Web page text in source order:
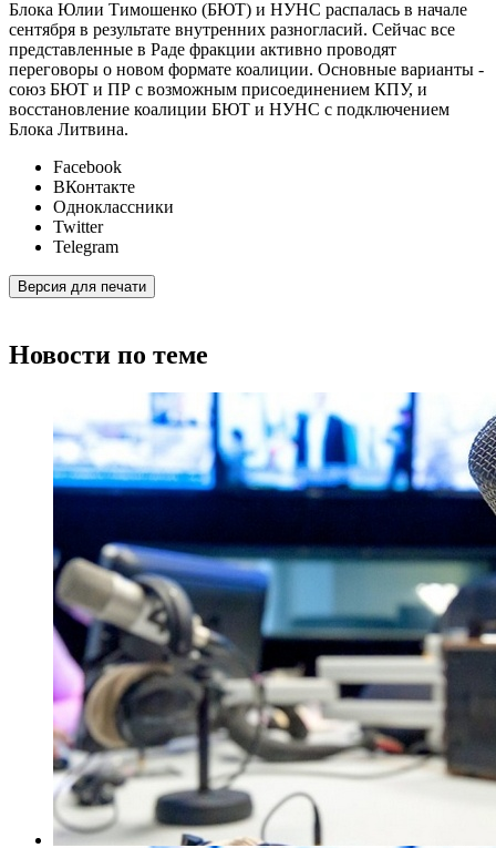
Блока Юлии Тимошенко (БЮТ) и НУНС распалась в начале
сентября в результате внутренних разногласий. Сейчас все
представленные в Раде фракции активно проводят
переговоры о новом формате коалиции. Основные варианты -
союз БЮТ и ПР с возможным присоединением КПУ, и
восстановление коалиции БЮТ и НУНС с подключением
Блока Литвина.
Facebook
ВКонтакте
Одноклассники
Twitter
Telegram
Версия для печати
Новости по теме